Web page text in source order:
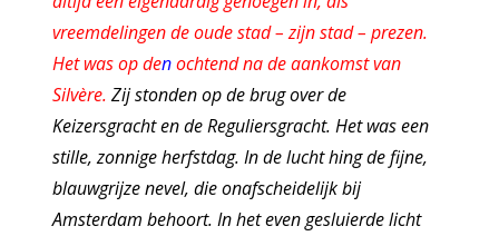
vreemdelingen de oude stad – zijn stad – prezen.
Het was op denochtend na de aankomst van
Silvère. Zij stonden op de brug over de
Keizersgracht en de Reguliersgracht. Het was een
stille, zonnige herfstdag. In de lucht hing de fijne,
blauwgrijze nevel, die onafscheidelijk bij
Amsterdam behoort. In het even gesluierde licht